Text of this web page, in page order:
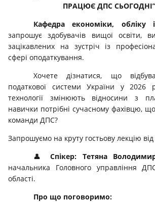
ПРАЦЮЄ ДПС СЬОГОДНІ”
Кафедра економіки, обліку
запрошує здобувачів вищої освіти,
зацікавлених на зустріч із
сфері оподаткування.
Хочете дізнатися, що
податкової системи України у 2026
технології змінюють відносини з
навички потрібні сучасному фахівцю,
команди ДПС?
Запрошуємо на круту гостьову лекцію від
👤 Спікер: Тетяна
начальника Головного управління
області.
Про що поговоримо: